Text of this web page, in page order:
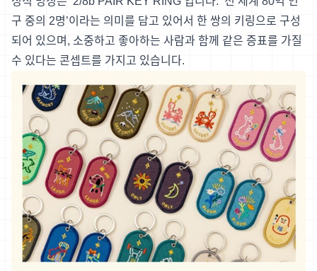
구 중의 2명’이라는 의미를 담고 있어서 한 쌍의 키링으로 구성
되어 있으며, 소중하고 좋아하는 사람과 함께 같은 증표를 가질
수 있다는 콘셉트를 가지고 있습니다.